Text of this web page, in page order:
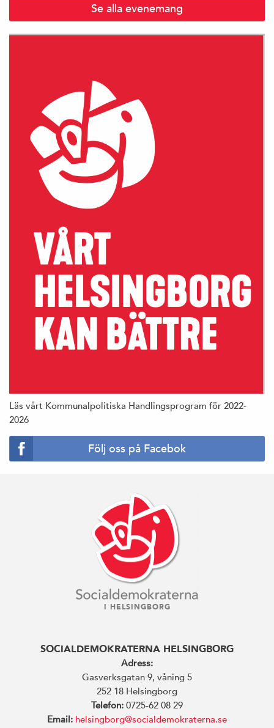
Se alla evenemang
Läs vårt Kommunalpolitiska Handlingsprogram för 2022-
2026
Följ oss på Facebok
I HELSINGBORG
SOCIALDEMOKRATERNA HELSINGBORG
Adress:
Gasverksgatan 9, våning 5
252 18 Helsingborg
Telefon: 0725-62 08 29
Email: helsingborg@socialdemokraterna.se